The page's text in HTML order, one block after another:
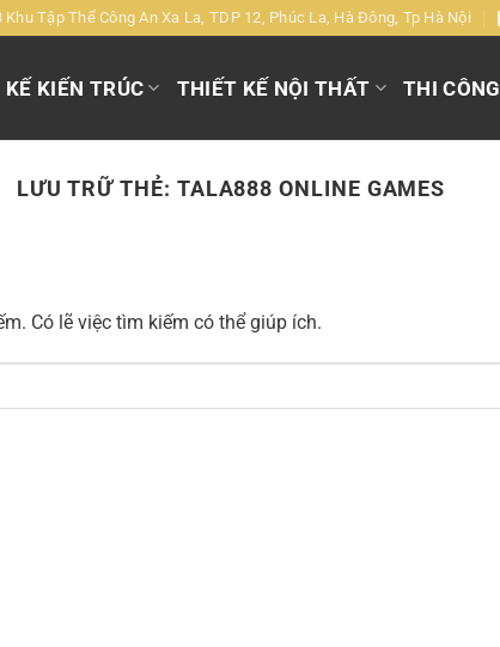
Khu Tập Thể Công An Xa La, TDP 12, Phúc La, Hà Đông, Tp Hà Nội
KIẾN TRÚC THIẾT KẾ NỘI THẤT THI CÔNG
LƯU TRỮ THẺ: TALA888 ONLINE GAMES
Có lẽ việc tìm kiếm có thể giúp ích.